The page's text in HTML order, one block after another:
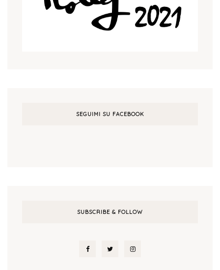
SEGUIMI SU FACEBOOK
SUBSCRIBE & FOLLOW